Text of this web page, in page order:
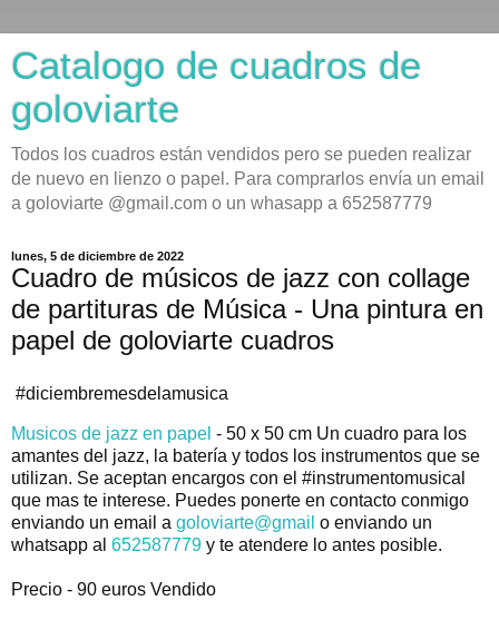
Catalogo de cuadros de
goloviarte
Todos los cuadros están vendidos pero se pueden realizar
de nuevo en lienzo o papel. Para comprarlos envía un email
a goloviarte @gmail.com o un whasapp a 652587779
lunes, 5 de diciembre de 2022
Cuadro de músicos de jazz con collage
de partituras de Música - Una pintura en
papel de goloviarte cuadros
#diciembremesdelamusica
Musicos de jazz en papel - 50 x 50 cm Un cuadro para los
amantes del jazz, la batería y todos los instrumentos que se
utilizan. Se aceptan encargos con el #instrumentomusical
que mas te interese. Puedes ponerte en contacto conmigo
enviando un email a goloviarte@gmail o enviando un
whatsapp al 652587779 y te atendere lo antes posible.
Precio - 90 euros Vendido